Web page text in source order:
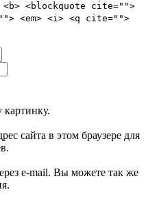
<blockquote cite="">
<em> <i> <q cite="">
сайта в этом браузере для
e-mail. Вы можете так же